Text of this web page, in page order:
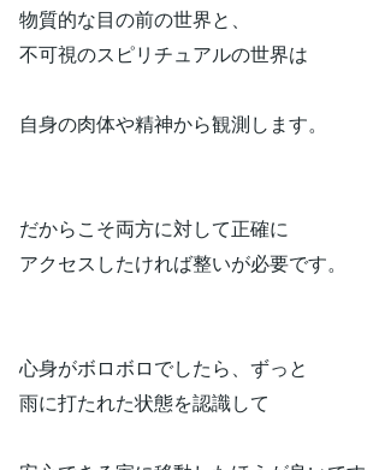
物質的な目の前の世界と、
不可視のスピリチュアルの世界は
自身の肉体や精神から観測します。
だからこそ両方に対して正確に
アクセスしたければ整いが必要です。
心身がボロボロでしたら、ずっと
雨に打たれた状態を認識して